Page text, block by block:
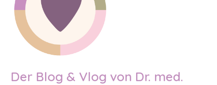
Der Blog & Vlog von Dr. med.